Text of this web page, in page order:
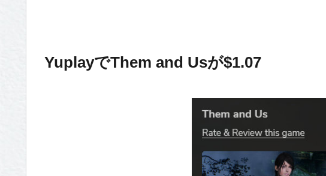
YuplayでThem and Usが$1.07